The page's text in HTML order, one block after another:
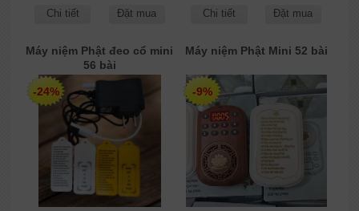
Chi tiết Đặt mua Chi tiết Đặt mua
Máy niệm Phật đeo cổ mini
56 bài
-24%
Máy niệm Phật Mini 52 bài
-9%